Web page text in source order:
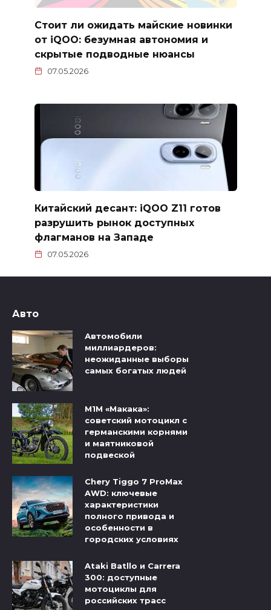
Стоит ли ожидать майские новинки
от iQOO: безумная автономия и
скрытые подводные нюансы
07.05.2026
Китайский десант: iQOO Z11 готов
разрушить рынок доступных
флагманов на Западе
07.05.2026
Авто
Автомобили
миллиардеров:
неожиданные выборы
самых богатых людей
М1М «Макака»:
советский мотоцикл с
германскими корнями
и маятниковой
подвеской
Chery Tiggo 7 ProMax
AWD: ключевые
характеристики
полного привода и
особенности в
городских условиях
Ataki Batllo и Carrera
300: доступные
мотоциклы для
российских трасс